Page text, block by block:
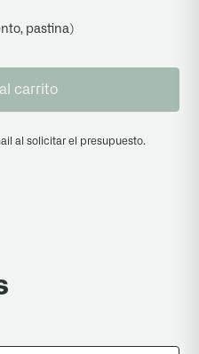
pastina)
carrito
al solicitar el presupuesto.